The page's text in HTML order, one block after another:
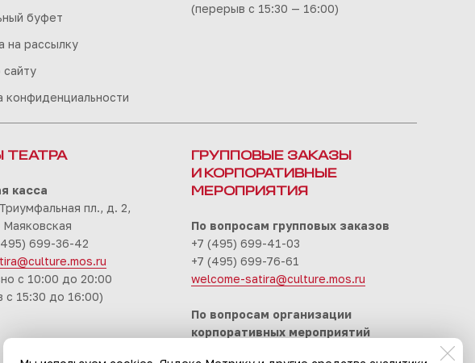
буфет
на рассылку
сайту
конфиденциальности
(перерыв с 15:30 — 16:00)
ТЕАТРА
касса
пл., д. 2,
Маяковская
699-36-42
с 10:00 до 20:00
с 15:30 до 16:00)
ГРУППОВЫЕ ЗАКАЗЫ
И КОРПОРАТИВНЫЕ
МЕРОПРИЯТИЯ
По вопросам групповых заказов
+7 (495) 699-41-03
+7 (495) 699-76-61
welcome-satira@culture.mos.ru
По вопросам организации
корпоративных мероприятий